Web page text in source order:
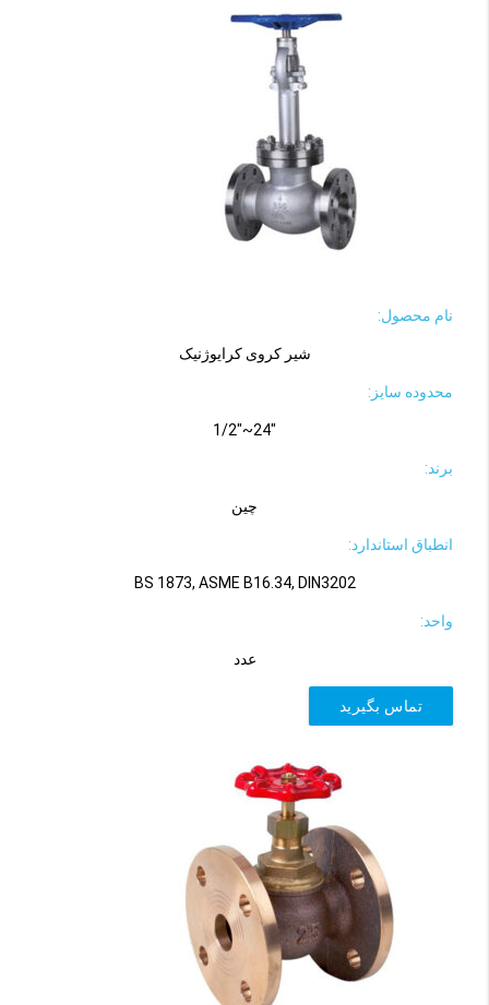
نام محصول:
شیر کروی کرایوژنیک
محدوده سایز:
"24~"1/2
برند:
چین
انطباق استاندارد:
BS 1873, ASME B16.34, DIN3202
واحد:
عدد
تماس بگیرید